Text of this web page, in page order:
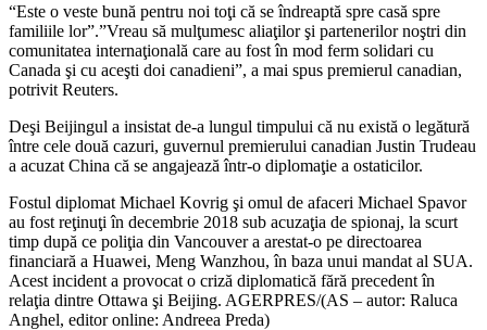
“Este o veste bună pentru noi toţi că se îndreaptă spre casă spre
familiile lor”.”Vreau să mulţumesc aliaţilor şi partenerilor noştri din
comunitatea internaţională care au fost în mod ferm solidari cu
Canada şi cu aceşti doi canadieni”, a mai spus premierul canadian,
potrivit Reuters.
Deşi Beijingul a insistat de-a lungul timpului că nu există o legătură
între cele două cazuri, guvernul premierului canadian Justin Trudeau
a acuzat China că se angajează într-o diplomaţie a ostaticilor.
Fostul diplomat Michael Kovrig şi omul de afaceri Michael Spavor
au fost reţinuţi în decembrie 2018 sub acuzaţia de spionaj, la scurt
timp după ce poliţia din Vancouver a arestat-o pe directoarea
financiară a Huawei, Meng Wanzhou, în baza unui mandat al SUA.
Acest incident a provocat o criză diplomatică fără precedent în
relaţia dintre Ottawa şi Beijing. AGERPRES/(AS – autor: Raluca
Anghel, editor online: Andreea Preda)